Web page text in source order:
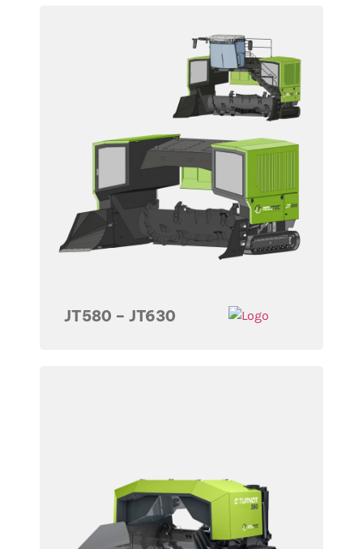
JT580 – JT630